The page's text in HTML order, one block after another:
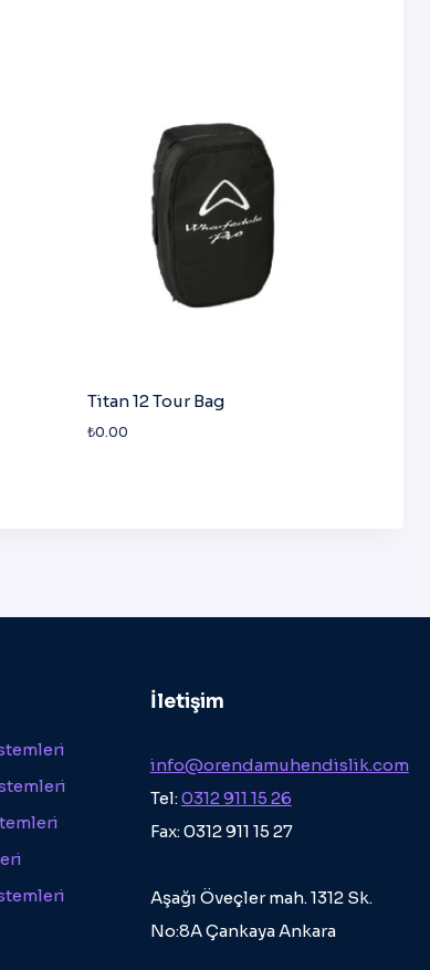
Titan 12 Tour Bag
₺0.00
İletişim
info@orendamuhendislik.com
Tel:0312 911 15 26
Fax: 0312 911 15 27
Aşağı Öveçler mah. 1312 Sk.
No:8A Çankaya Ankara